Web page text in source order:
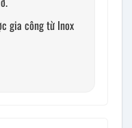
gia công từ Inox